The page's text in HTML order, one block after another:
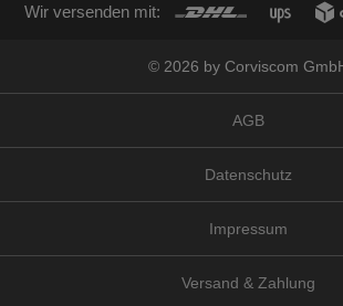
Wir versenden mit:
© 2026 by Corviscom
AGB
Datenschutz
Impressum
Versand & Zahlung